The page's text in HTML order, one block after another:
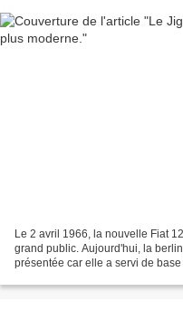
Le 2 avril 1966, la nouvelle Fiat
grand public. Aujourd'hui, la
présentée car elle a servi de